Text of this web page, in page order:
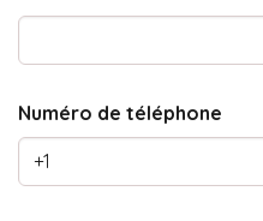
Numéro de téléphone